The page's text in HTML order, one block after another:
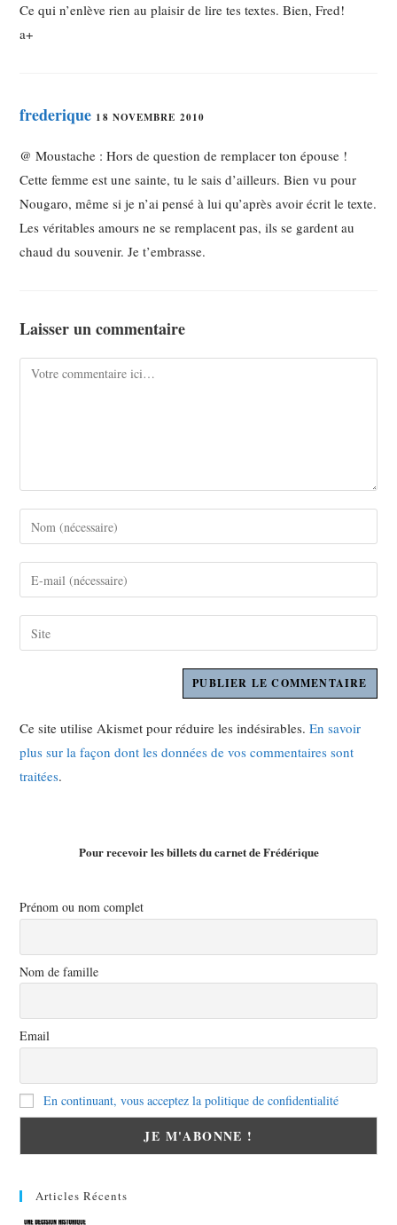
Ce qui n’enlève rien au plaisir de lire tes textes. Bien, Fred!
a+
frederique 18 NOVEMBRE 2010
@ Moustache : Hors de question de remplacer ton épouse !
Cette femme est une sainte, tu le sais d’ailleurs. Bien vu pour
Nougaro, même si je n’ai pensé à lui qu’après avoir écrit le texte.
Les véritables amours ne se remplacent pas, ils se gardent au
chaud du souvenir. Je t’embrasse.
Laisser un commentaire
Ce site utilise Akismet pour réduire les indésirables.En savoir
plus sur la façon dont les données de vos commentaires sont
traitées.
Pour recevoir les billets du carnet de Frédérique
Prénom ou nom complet
Nom de famille
Email
En continuant, vous acceptez la politique de confidentialité
Articles Récents